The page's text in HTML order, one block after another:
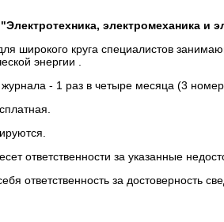
Электротехника, электромеханика и
широкого круга специалистов
энергии .
- 1 раз в четыре месяца (3
ответственности за указанные
ответственность за достоверность